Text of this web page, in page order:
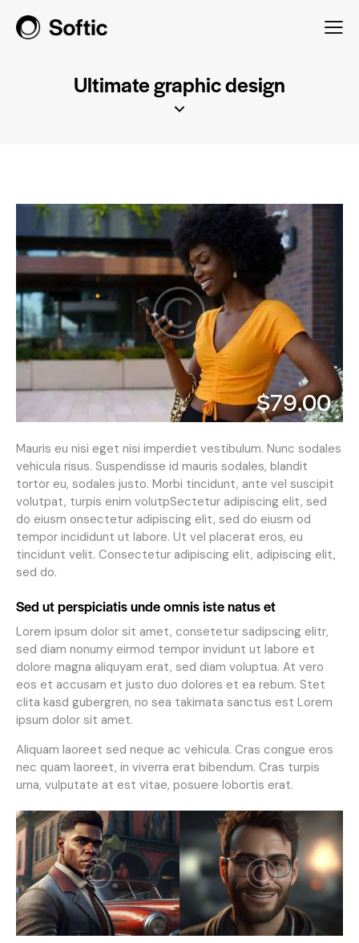
Ultimate graphic design
$79.00
Mauris eu nisi eget nisi imperdiet vestibulum. Nunc sodales
vehicula risus. Suspendisse id mauris sodales, blandit
tortor eu, sodales justo. Morbi tincidunt, ante vel suscipit
volutpat, turpis enim volutpSectetur adipiscing elit, sed
do eiusm onsectetur adipiscing elit, sed do eiusm od
tempor incididunt ut labore. Ut vel placerat eros, eu
tincidunt velit. Consectetur adipiscing elit, adipiscing elit,
sed do.
Sed ut perspiciatis unde omnis iste natus et
Lorem ipsum dolor sit amet, consetetur sadipscing elitr,
sed diam nonumy eirmod tempor invidunt ut labore et
dolore magna aliquyam erat, sed diam voluptua. At vero
eos et accusam et justo duo dolores et ea rebum. Stet
clita kasd gubergren, no sea takimata sanctus est Lorem
ipsum dolor sit amet.
Aliquam laoreet sed neque ac vehicula. Cras congue eros
nec quam laoreet, in viverra erat bibendum. Cras turpis
urna, vulputate at est vitae, posuere lobortis erat.